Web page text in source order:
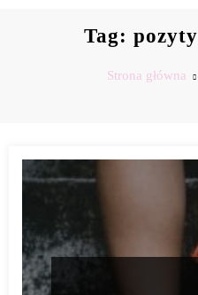
Tag:
Strona główna